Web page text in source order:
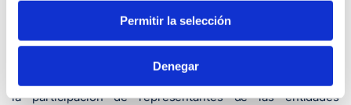
Permitir la selección
Denegar
una actividad cultural en contextos cotidianos, donde las
La segunda fase del proyecto fue presentada ayer en el
la participación de representantes de las entidades